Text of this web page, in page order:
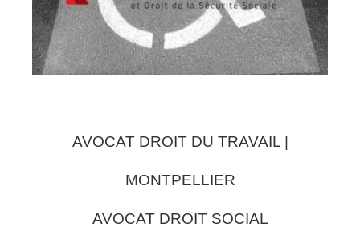
AVOCAT DROIT DU TRAVAIL |
MONTPELLIER
AVOCAT DROIT SOCIAL